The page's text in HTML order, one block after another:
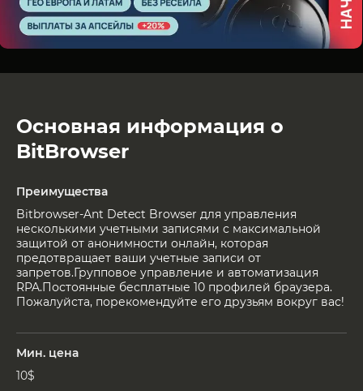
Основная информация о
BitBrowser
Преимущества
Bitbrowser-Ant Detect Browser для управления
несколькими учетными записями с максимальной
защитой от анонимности онлайн, которая
предотвращает ваши учетные записи от
запретов.Групповое управление и автоматизация
RPA.Постоянные бесплатные 10 профилей браузера.
Пожалуйста, порекомендуйте его друзьям вокруг вас!
Мин. цена
10$